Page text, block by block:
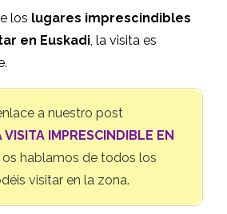
los lugares imprescindibles
en Euskadi, la visita es
a nuestro post
IMPRESCINDIBLE EN
hablamos de todos los
visitar en la zona.